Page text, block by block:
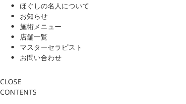
ほぐしの名人について
お知らせ
施術メニュー
店舗一覧
マスターセラピスト
お問い合わせ
CLOSE
CONTENTS